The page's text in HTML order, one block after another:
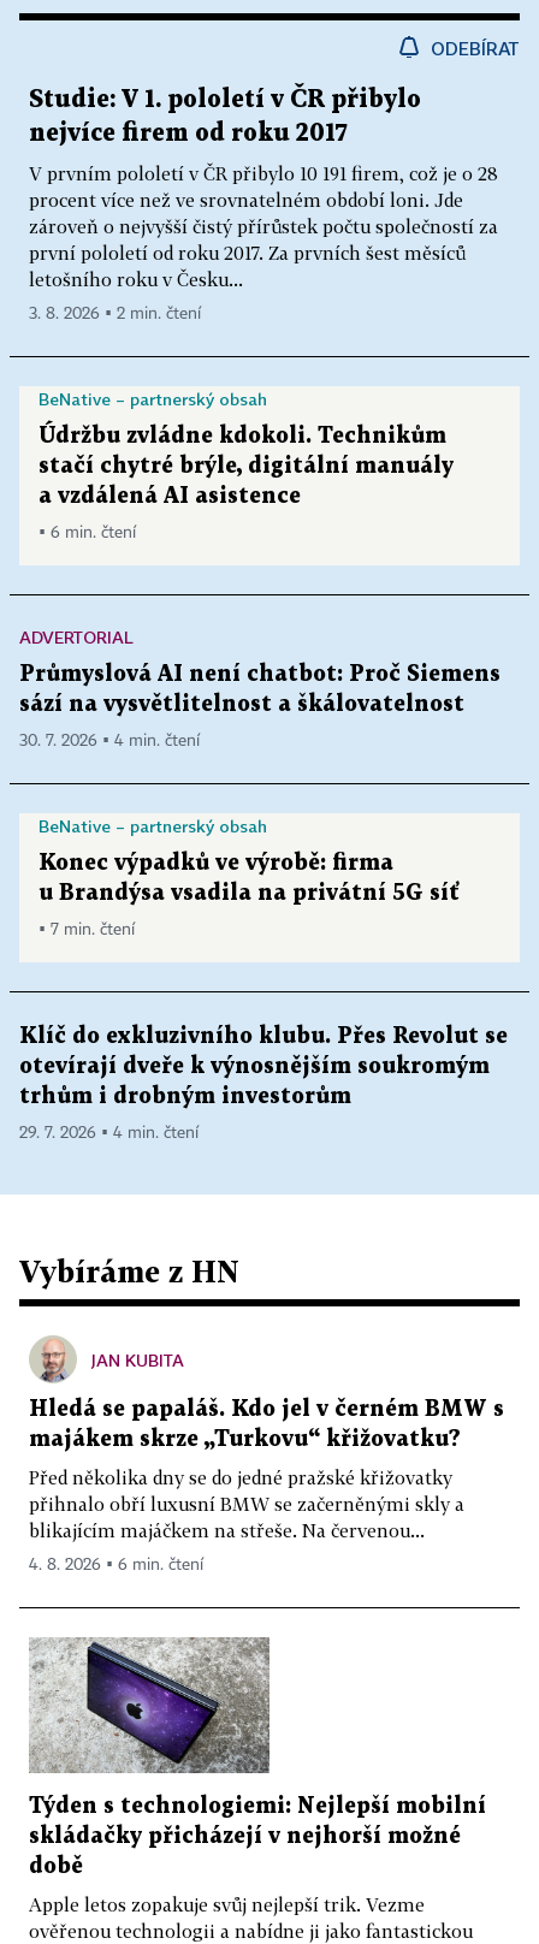
ODEBÍRAT
Studie: V 1. pololetí v ČR přibylo
nejvíce firem od roku 2017
V prvním pololetí v ČR přibylo 10 191 firem, což je o 28
procent více než ve srovnatelném období loni. Jde
zároveň o nejvyšší čistý přírůstek počtu společností za
první pololetí od roku 2017. Za prvních šest měsíců
letošního roku v Česku...
3. 8. 2026 ▪ 2 min. čtení
BeNative – partnerský obsah
Údržbu zvládne kdokoli. Technikům
stačí chytré brýle, digitální manuály
a vzdálená AI asistence
▪ 6 min. čtení
ADVERTORIAL
Průmyslová AI není chatbot: Proč Siemens
sází na vysvětlitelnost a škálovatelnost
30. 7. 2026 ▪ 4 min. čtení
BeNative – partnerský obsah
Konec výpadků ve výrobě: firma
u Brandýsa vsadila na privátní 5G síť
▪ 7 min. čtení
Klíč do exkluzivního klubu. Přes Revolut se
otevírají dveře k výnosnějším soukromým
trhům i drobným investorům
29. 7. 2026 ▪ 4 min. čtení
Vybíráme z HN
JAN KUBITA
Hledá se papaláš. Kdo jel v černém BMW s
majákem skrze „Turkovu“ křižovatku?
Před několika dny se do jedné pražské křižovatky
přihnalo obří luxusní BMW se začerněnými skly a
blikajícím majáčkem na střeše. Na červenou...
4. 8. 2026 ▪ 6 min. čtení
Týden s technologiemi: Nejlepší mobilní
skládačky přicházejí v nejhorší možné
době
Apple letos zopakuje svůj nejlepší trik. Vezme
ověřenou technologii a nabídne ji jako fantastickou